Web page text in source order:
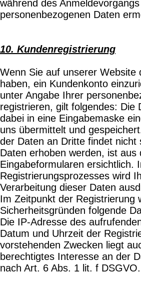
während des
personenbezogenen Daten
10. Kundenregistrierung
Wenn Sie auf unserer Website
haben, ein Kundenkonto
unter Angabe Ihrer
registrieren, gilt folgendes: Die
dabei in eine Eingabemaske
uns übermittelt und
der Daten an Dritte findet nicht
Daten erhoben werden, ist aus
Eingabeformularen ersichtlich.
Registrierungsprozesses wird
Verarbeitung dieser Daten
Im Zeitpunkt der Registrierung
Sicherheitsgründen folgende
Die IP-Adresse des
Datum und Uhrzeit der
vorstehenden Zwecken liegt
berechtigtes Interesse an der
nach Art. 6 Abs. 1 lit. f DSGVO.